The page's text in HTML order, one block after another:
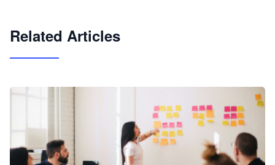
Related Articles